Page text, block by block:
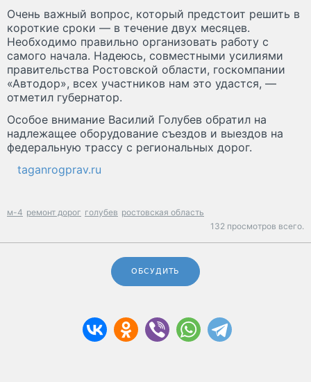
Очень важный вопрос, который предстоит решить в
короткие сроки — в течение двух месяцев.
Необходимо правильно организовать работу с
самого начала. Надеюсь, совместными усилиями
правительства Ростовской области, госкомпании
«Автодор», всех участников нам это удастся, —
отметил губернатор.
Особое внимание Василий Голубев обратил на
надлежащее оборудование съездов и выездов на
федеральную трассу с региональных дорог.
taganrogprav.ru
м-4 ремонт дорог голубев ростовская область
132 просмотров всего.
ОБСУДИТЬ